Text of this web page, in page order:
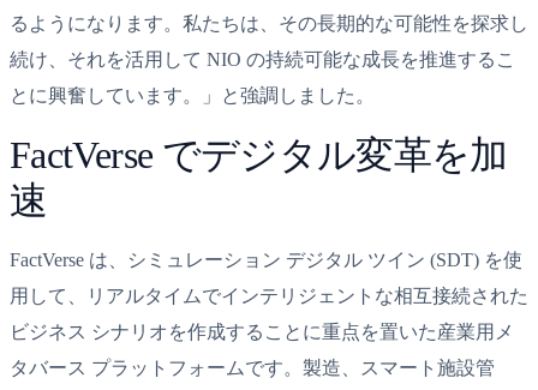
るようになります。私たちは、その長期的な可能性を探求し
続け、それを活用して NIO の持続可能な成長を推進するこ
とに興奮しています。」と強調しました。
FactVerse でデジタル変革を加
速
FactVerse は、シミュレーション デジタル ツイン (SDT) を使
用して、リアルタイムでインテリジェントな相互接続された
ビジネス シナリオを作成することに重点を置いた産業用メ
タバース プラットフォームです。製造、スマート施設管